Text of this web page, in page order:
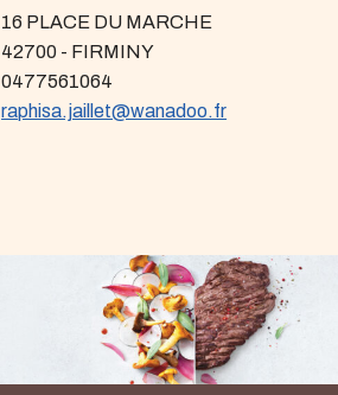
16 PLACE DU MARCHE
42700 - FIRMINY
0477561064
raphisa.jaillet@wanadoo.fr